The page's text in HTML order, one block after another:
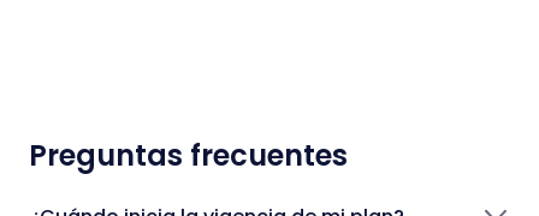
Preguntas frecuentes